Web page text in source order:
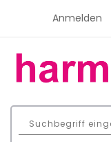
Anmelden